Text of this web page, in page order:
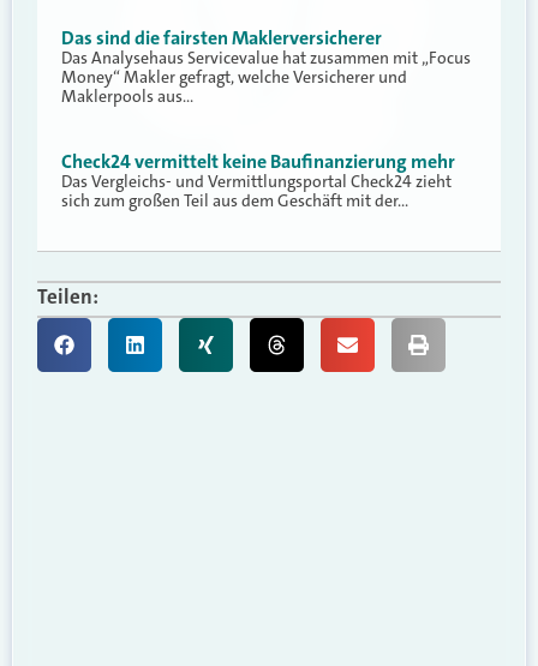
Das sind die fairsten Maklerversicherer
Das Analysehaus Servicevalue hat zusammen mit „Focus
Money“ Makler gefragt, welche Versicherer und
Maklerpools aus…
Check24 vermittelt keine Baufinanzierung mehr
Das Vergleichs- und Vermittlungsportal Check24 zieht
sich zum großen Teil aus dem Geschäft mit der…
Teilen: